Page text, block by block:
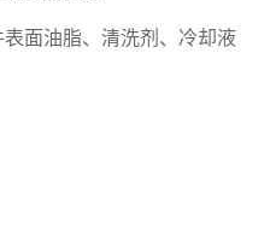
面油脂、清洗剂、冷却液